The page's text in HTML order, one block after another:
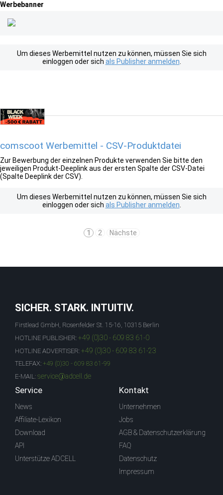
Werbebanner
Um dieses Werbemittel nutzen zu können, müssen Sie sich
einloggen oder sich als Publisher anmelden
comscoot Werbemittel - CSV-Produktdatei
Zur Bewerbung der einzelnen Produkte verwenden Sie bitte den
jeweiligen Produkt-Deeplink aus der ersten Spalte der CSV-Datei
(Spalte Deeplink der CSV).
Um dieses Werbemittel nutzen zu können, müssen Sie sich
einloggen oder sich als Publisher anmelden
1 2 Nächste
SICHER. STARK. INTUITIV.
Firstlead GmbH, Rosenfelder St. 15-16, 10315 Berlin
HOTLINE PUBLISHER: +49 (0)30 - 609 83 61-0
HOTLINE ADVERTISER: +49 (0)30 - 609 83 61-23
TELEFAX: +49 (0)30 - 609 83 61-99
E-MAIL: service@adcell.de
Service
News
Affiliate-Lexikon
Download
API
Unterstütze ADCELL
Kontakt
Unternehmen
Jobs
AGB & Datenschutzerklärung
FAQ
Datenschutz
Impressum